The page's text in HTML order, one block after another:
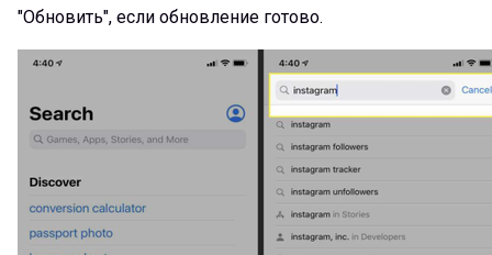
"Обновить", если обновление готово.